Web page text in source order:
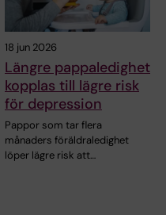
18 jun 2026
Längre pappaledighet
kopplas till lägre risk
för depression
Pappor som tar flera
månaders föräldraledighet
löper lägre risk att…